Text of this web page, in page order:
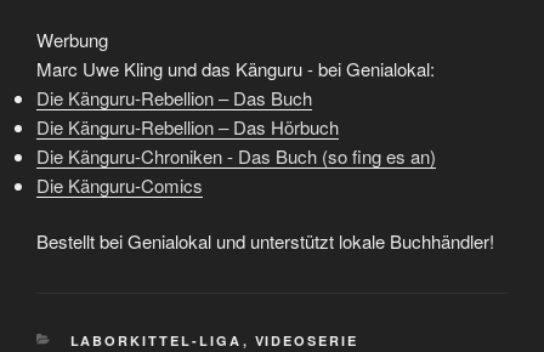
Werbung
Marc Uwe Kling und das Känguru - bei Genialokal:
Die Känguru-Rebellion – Das Buch
Die Känguru-Rebellion – Das Hörbuch
Die Känguru-Chroniken - Das Buch (so fing es an)
Die Känguru-Comics
Bestellt bei Genialokal und unterstützt lokale Buchhändler!
KATEGORIEN
LABORKITTEL-LIGA , VIDEOSERIE